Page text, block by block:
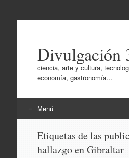
Divulgación
ciencia, arte y cultura,
economía, gastronomía…
Menú
contenido
Etiquetas de las
hallazgo en Gibraltar